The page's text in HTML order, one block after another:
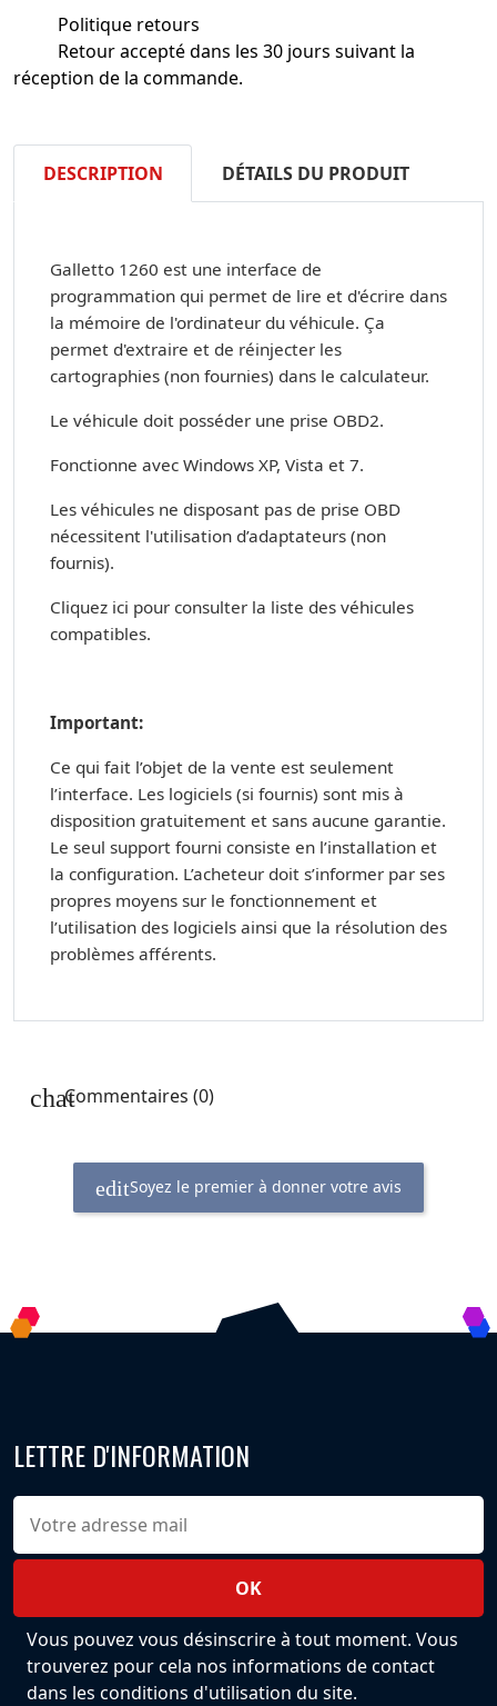
Politique retours
Retour accepté dans les 30 jours suivant la
réception de la commande.
DESCRIPTION DÉTAILS DU PRODUIT
Galletto 1260 est une interface de
programmation qui permet de lire et d'écrire dans
la mémoire de l'ordinateur du véhicule. Ça
permet d'extraire et de réinjecter les
cartographies (non fournies) dans le calculateur.
Le véhicule doit posséder une prise OBD2.
Fonctionne avec Windows XP, Vista et 7.
Les véhicules ne disposant pas de prise OBD
nécessitent l'utilisation d’adaptateurs (non
fournis).
Cliquez ici pour consulter la liste des véhicules
compatibles.
Important:
Ce qui fait l’objet de la vente est seulement
l’interface. Les logiciels (si fournis) sont mis à
disposition gratuitement et sans aucune garantie.
Le seul support fourni consiste en l’installation et
la configuration. L’acheteur doit s’informer par ses
propres moyens sur le fonctionnement et
l’utilisation des logiciels ainsi que la résolution des
problèmes afférents.
Commentaires (0)
Soyez le premier à donner votre avis
LETTRE D'INFORMATION
Vous pouvez vous désinscrire à tout moment. Vous
trouverez pour cela nos informations de contact
dans les conditions d'utilisation du site.